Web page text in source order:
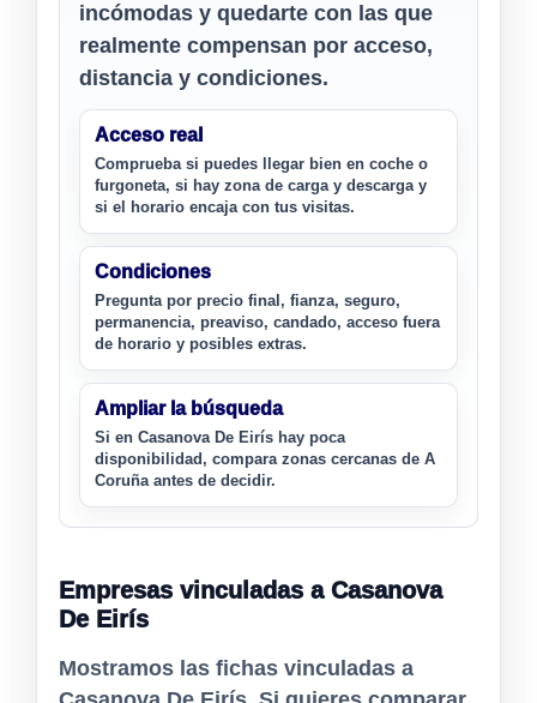
incómodas y quedarte con las que
realmente compensan por acceso,
distancia y condiciones.
Acceso real
Comprueba si puedes llegar bien en coche o
furgoneta, si hay zona de carga y descarga y
si el horario encaja con tus visitas.
Condiciones
Pregunta por precio final, fianza, seguro,
permanencia, preaviso, candado, acceso fuera
de horario y posibles extras.
Ampliar la búsqueda
Si en Casanova De Eirís hay poca
disponibilidad, compara zonas cercanas de A
Coruña antes de decidir.
Empresas vinculadas a Casanova
De Eirís
Mostramos las fichas vinculadas a